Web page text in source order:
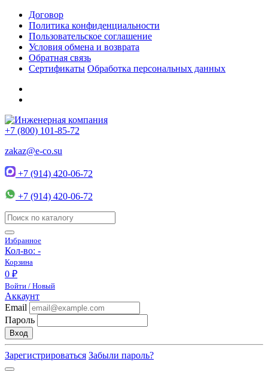
Договор
Политика конфиденциальности
Пользовательское соглашение
Условия обмена и возврата
Обратная связь
Сертификаты Обработка персональных данных
+7 (800) 101-85-72
zakaz@e-co.su
+7 (914) 420-06-72
+7 (914) 420-06-72
Избранное
Кол-во: -
Корзина
0 ₽
Войти / Новый
Аккаунт
Email
Пароль
Вход
Зарегистрироваться Забыли пароль?